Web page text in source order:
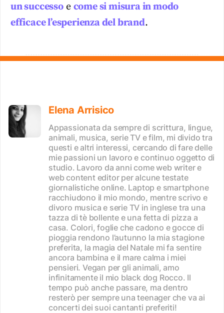
un successoe come si misura in modo
efficace l’esperienza del brand.
Elena Arrisico
Appassionata da sempre di scrittura, lingue,
animali, musica, serie TV e film, mi divido tra
questi e altri interessi, cercando di fare delle
mie passioni un lavoro e continuo oggetto di
studio. Lavoro da anni come web writer e
web content editor per alcune testate
giornalistiche online. Laptop e smartphone
racchiudono il mio mondo, mentre scrivo e
divoro musica e serie TV in inglese tra una
tazza di tè bollente e una fetta di pizza a
casa. Colori, foglie che cadono e gocce di
pioggia rendono l’autunno la mia stagione
preferita, la magia del Natale mi fa sentire
ancora bambina e il mare calma i miei
pensieri. Vegan per gli animali, amo
infinitamente il mio black dog Rocco. Il
tempo può anche passare, ma dentro
resterò per sempre una teenager che va ai
concerti dei suoi cantanti preferiti!